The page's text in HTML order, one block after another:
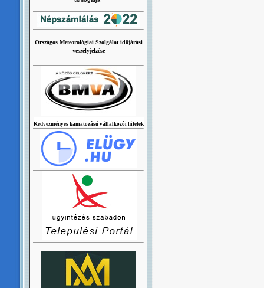
Országos Meteorológiai Szolgálat időjárási
veszélyjelzése
Kedvezményes kamatozású vállalkozói hitelek